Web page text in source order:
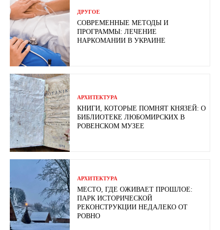
ДРУГОЕ
СОВРЕМЕННЫЕ МЕТОДЫ И
ПРОГРАММЫ: ЛЕЧЕНИЕ
НАРКОМАНИИ В УКРАИНЕ
АРХИТЕКТУРА
КНИГИ, КОТОРЫЕ ПОМНЯТ КНЯЗЕЙ: О
БИБЛИОТЕКЕ ЛЮБОМИРСКИХ В
РОВЕНСКОМ МУЗЕЕ
АРХИТЕКТУРА
МЕСТО, ГДЕ ОЖИВАЕТ ПРОШЛОЕ:
ПАРК ИСТОРИЧЕСКОЙ
РЕКОНСТРУКЦИИ НЕДАЛЕКО ОТ
РОВНО